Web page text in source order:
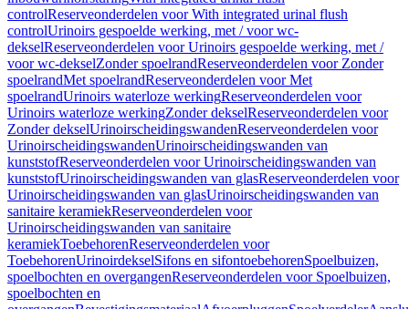
controlReserveonderdelen voor With integrated urinal flush
controlUrinoirs gespoelde werking, met / voor wc-
dekselReserveonderdelen voor Urinoirs gespoelde werking, met /
voor wc-dekselZonder spoelrandReserveonderdelen voor Zonder
spoelrandMet spoelrandReserveonderdelen voor Met
spoelrandUrinoirs waterloze werkingReserveonderdelen voor
Urinoirs waterloze werkingZonder dekselReserveonderdelen voor
Zonder dekselUrinoirscheidingswandenReserveonderdelen voor
UrinoirscheidingswandenUrinoirscheidingswanden van
kunststofReserveonderdelen voor Urinoirscheidingswanden van
kunststofUrinoirscheidingswanden van glasReserveonderdelen voor
Urinoirscheidingswanden van glasUrinoirscheidingswanden van
sanitaire keramiekReserveonderdelen voor
Urinoirscheidingswanden van sanitaire
keramiekToebehorenReserveonderdelen voor
ToebehorenUrinoirdekselSifons en sifontoebehorenSpoelbuizen,
spoelbochten en overgangenReserveonderdelen voor Spoelbuizen,
spoelbochten en